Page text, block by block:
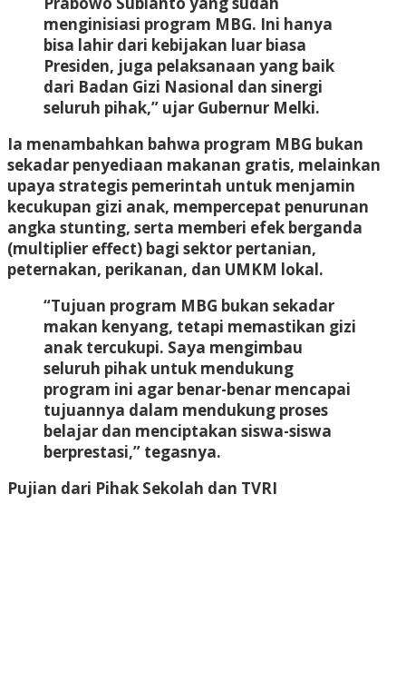
menginisiasi program MBG. Ini hanya
bisa lahir dari kebijakan luar biasa
Presiden, juga pelaksanaan yang baik
dari Badan Gizi Nasional dan sinergi
seluruh pihak,” ujar Gubernur Melki.
Ia menambahkan bahwa program MBG bukan
sekadar penyediaan makanan gratis, melainkan
upaya strategis pemerintah untuk menjamin
kecukupan gizi anak, mempercepat penurunan
angka stunting, serta memberi efek berganda
(multiplier effect) bagi sektor pertanian,
peternakan, perikanan, dan UMKM lokal.
“Tujuan program MBG bukan sekadar
makan kenyang, tetapi memastikan gizi
anak tercukupi. Saya mengimbau
seluruh pihak untuk mendukung
program ini agar benar-benar mencapai
tujuannya dalam mendukung proses
belajar dan menciptakan siswa-siswa
berprestasi,” tegasnya.
Pujian dari Pihak Sekolah dan TVRI